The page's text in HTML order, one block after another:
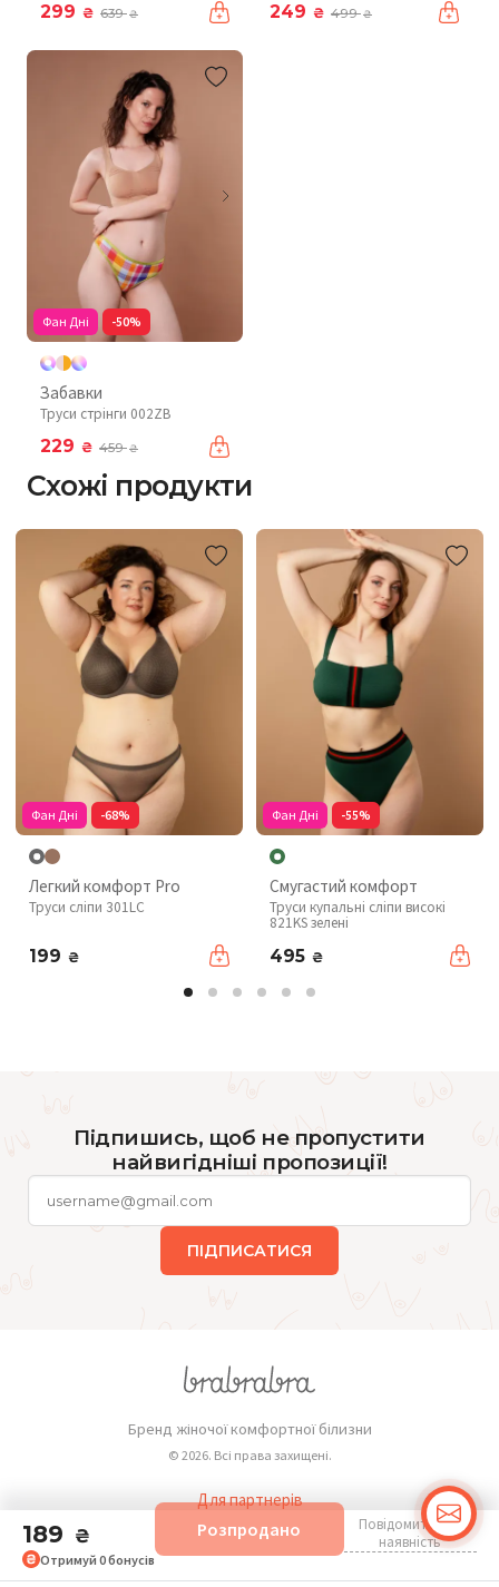
189 ₴
Отримуй 0бонусів
Розпродано
Повідомити про
наявність
299 ₴ 639₴ 249 ₴ 499₴
Фан Дні -50%
Забавки
Труси стрінги 002ZB
229 ₴ 459₴
Схожі продукти
Фан Дні -68%
Легкий комфорт Pro
Труси сліпи 301LC
199 ₴
Фан Дні -55%
Смугастий комфорт
Труси купальні сліпи високі
821KS зелені
495 ₴
Підпишись, щоб не пропустити
найвигідніші пропозиції!
ПІДПИСАТИСЯ
Бренд жіночої комфортної білизни
© 2026. Всі права захищені.
Для партнерів
Публічна оферта